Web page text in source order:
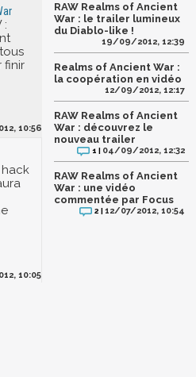
:
finir
10:56
hack
10:05
RAW Realms of Ancient
War : le trailer lumineux
du Diablo-like !
19/09/2012, 12:39
Realms of Ancient War :
la coopération en vidéo
12/09/2012, 12:17
RAW Realms of Ancient
War : découvrez le
nouveau trailer
1 | 04/09/2012, 12:32
RAW Realms of Ancient
War : une vidéo
commentée par Focus
2 |12/07/2012, 10:54